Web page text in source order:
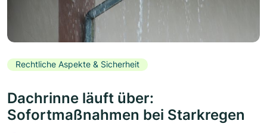
Rechtliche Aspekte & Sicherheit
Dachrinne läuft über:
Sofortmaßnahmen bei Starkregen